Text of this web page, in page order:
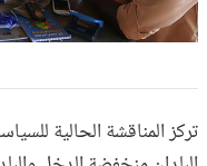
تركز المناقشة الحالية